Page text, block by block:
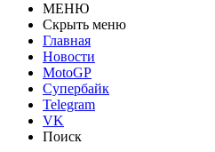
МЕНЮ
Скрыть меню
Главная
Новости
MotoGP
Супербайк
Telegram
VK
Поиск